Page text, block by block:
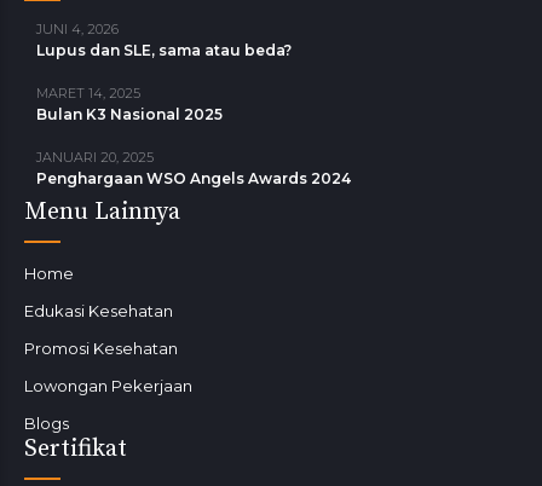
JUNI 4, 2026
Lupus dan SLE, sama atau beda?
MARET 14, 2025
Bulan K3 Nasional 2025
JANUARI 20, 2025
Penghargaan WSO Angels Awards 2024
Menu Lainnya
Home
Edukasi Kesehatan
Promosi Kesehatan
Lowongan Pekerjaan
Blogs
Sertifikat